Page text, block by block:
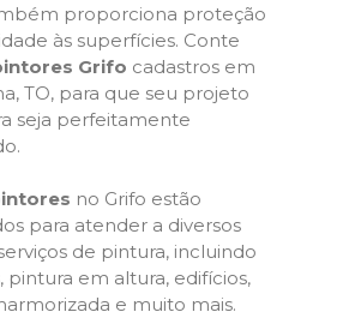
proporciona proteção
às superfícies. Conte
Grifo cadastros em
TO, para que seu projeto
seja perfeitamente
no Grifo estão
para atender a diversos
de pintura, incluindo
pintura em altura, edifícios,
e muito mais.